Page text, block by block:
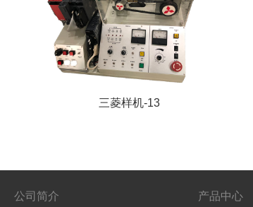
三菱样机-13
公司简介 产品中心